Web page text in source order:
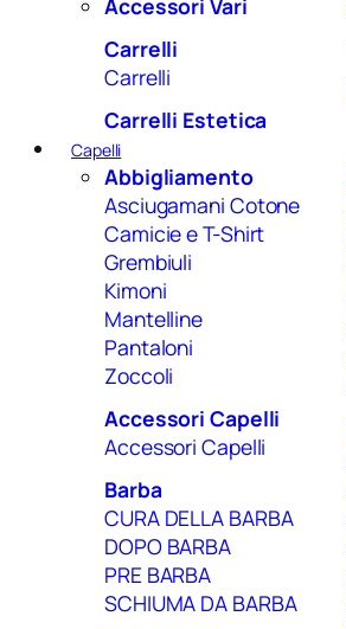
Accessori Vari
Carrelli
Carrelli
Carrelli Estetica
Capelli
Abbigliamento
Asciugamani Cotone
Camicie e T-Shirt
Grembiuli
Kimoni
Mantelline
Pantaloni
Zoccoli
Accessori Capelli
Accessori Capelli
Barba
CURA DELLA BARBA
DOPO BARBA
PRE BARBA
SCHIUMA DA BARBA